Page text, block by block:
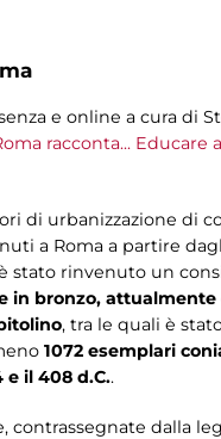
e online a cura di
racconta... Educare
di urbanizzazione di
a Roma a partire
stato rinvenuto un
in bronzo, attualmente
, tra le quali è
1072 esemplari
e il 408 d.C..
contrassegnate dalla